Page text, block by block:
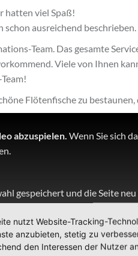
hatten viel Spaß!
ausreichend beschrieben.
Team. Das gesamte
Viele von Ihnen
Flötenfische zu
abzuspielen. Wenn Sie sich
gespeichert und die Seite neu
im tiefen Becken, ohne
nutzt Website-Tracking-
anzubieten, stetig zu
den Interessen der Nutzer